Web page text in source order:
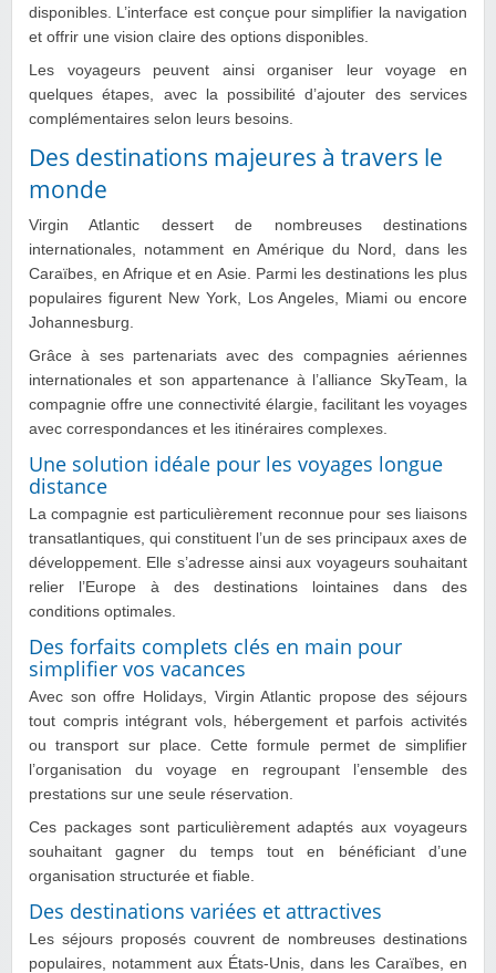
disponibles. L’interface est conçue pour simplifier la navigation
et offrir une vision claire des options disponibles.
Les voyageurs peuvent ainsi organiser leur voyage en
quelques étapes, avec la possibilité d’ajouter des services
complémentaires selon leurs besoins.
Des destinations majeures à travers le
monde
Virgin Atlantic dessert de nombreuses destinations
internationales, notamment en Amérique du Nord, dans les
Caraïbes, en Afrique et en Asie. Parmi les destinations les plus
populaires figurent New York, Los Angeles, Miami ou encore
Johannesburg.
Grâce à ses partenariats avec des compagnies aériennes
internationales et son appartenance à l’alliance SkyTeam, la
compagnie offre une connectivité élargie, facilitant les voyages
avec correspondances et les itinéraires complexes.
Une solution idéale pour les voyages longue
distance
La compagnie est particulièrement reconnue pour ses liaisons
transatlantiques, qui constituent l’un de ses principaux axes de
développement. Elle s’adresse ainsi aux voyageurs souhaitant
relier l’Europe à des destinations lointaines dans des
conditions optimales.
Des forfaits complets clés en main pour
simplifier vos vacances
Avec son offre Holidays, Virgin Atlantic propose des séjours
tout compris intégrant vols, hébergement et parfois activités
ou transport sur place. Cette formule permet de simplifier
l’organisation du voyage en regroupant l’ensemble des
prestations sur une seule réservation.
Ces packages sont particulièrement adaptés aux voyageurs
souhaitant gagner du temps tout en bénéficiant d’une
organisation structurée et fiable.
Des destinations variées et attractives
Les séjours proposés couvrent de nombreuses destinations
populaires, notamment aux États-Unis, dans les Caraïbes, en